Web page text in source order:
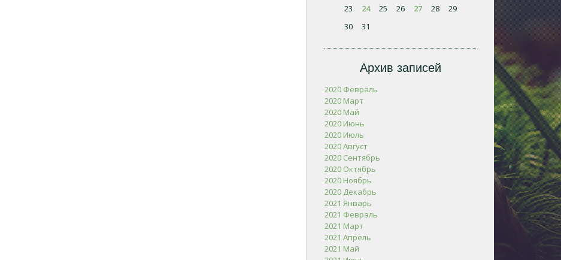
23
24 25 26 27 28
29
30
31
Архив записей
2020 Февраль
2020 Март
2020 Май
2020 Июнь
2020 Июль
2020 Август
2020 Сентябрь
2020 Октябрь
2020 Ноябрь
2020 Декабрь
2021 Январь
2021 Февраль
2021 Март
2021 Апрель
2021 Май